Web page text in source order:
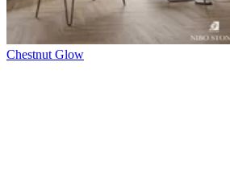
Chestnut Glow